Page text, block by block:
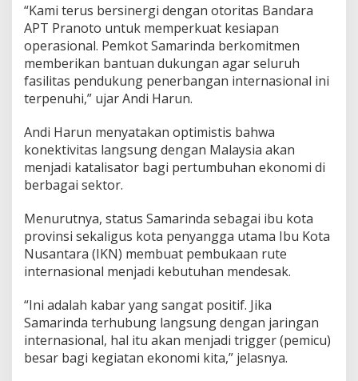
“Kami terus bersinergi dengan otoritas Bandara
APT Pranoto untuk memperkuat kesiapan
operasional. Pemkot Samarinda berkomitmen
memberikan bantuan dukungan agar seluruh
fasilitas pendukung penerbangan internasional ini
terpenuhi,” ujar Andi Harun.
Andi Harun menyatakan optimistis bahwa
konektivitas langsung dengan Malaysia akan
menjadi katalisator bagi pertumbuhan ekonomi di
berbagai sektor.
Menurutnya, status Samarinda sebagai ibu kota
provinsi sekaligus kota penyangga utama Ibu Kota
Nusantara (IKN) membuat pembukaan rute
internasional menjadi kebutuhan mendesak.
“Ini adalah kabar yang sangat positif. Jika
Samarinda terhubung langsung dengan jaringan
internasional, hal itu akan menjadi trigger (pemicu)
besar bagi kegiatan ekonomi kita,” jelasnya.